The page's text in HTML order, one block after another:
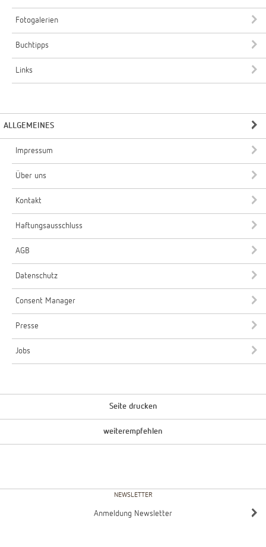
Fotogalerien
Buchtipps
Links
ALLGEMEINES
Impressum
Über uns
Kontakt
Haftungsausschluss
AGB
Datenschutz
Consent Manager
Presse
Jobs
Seite drucken
weiterempfehlen
NEWSLETTER
Anmeldung Newsletter